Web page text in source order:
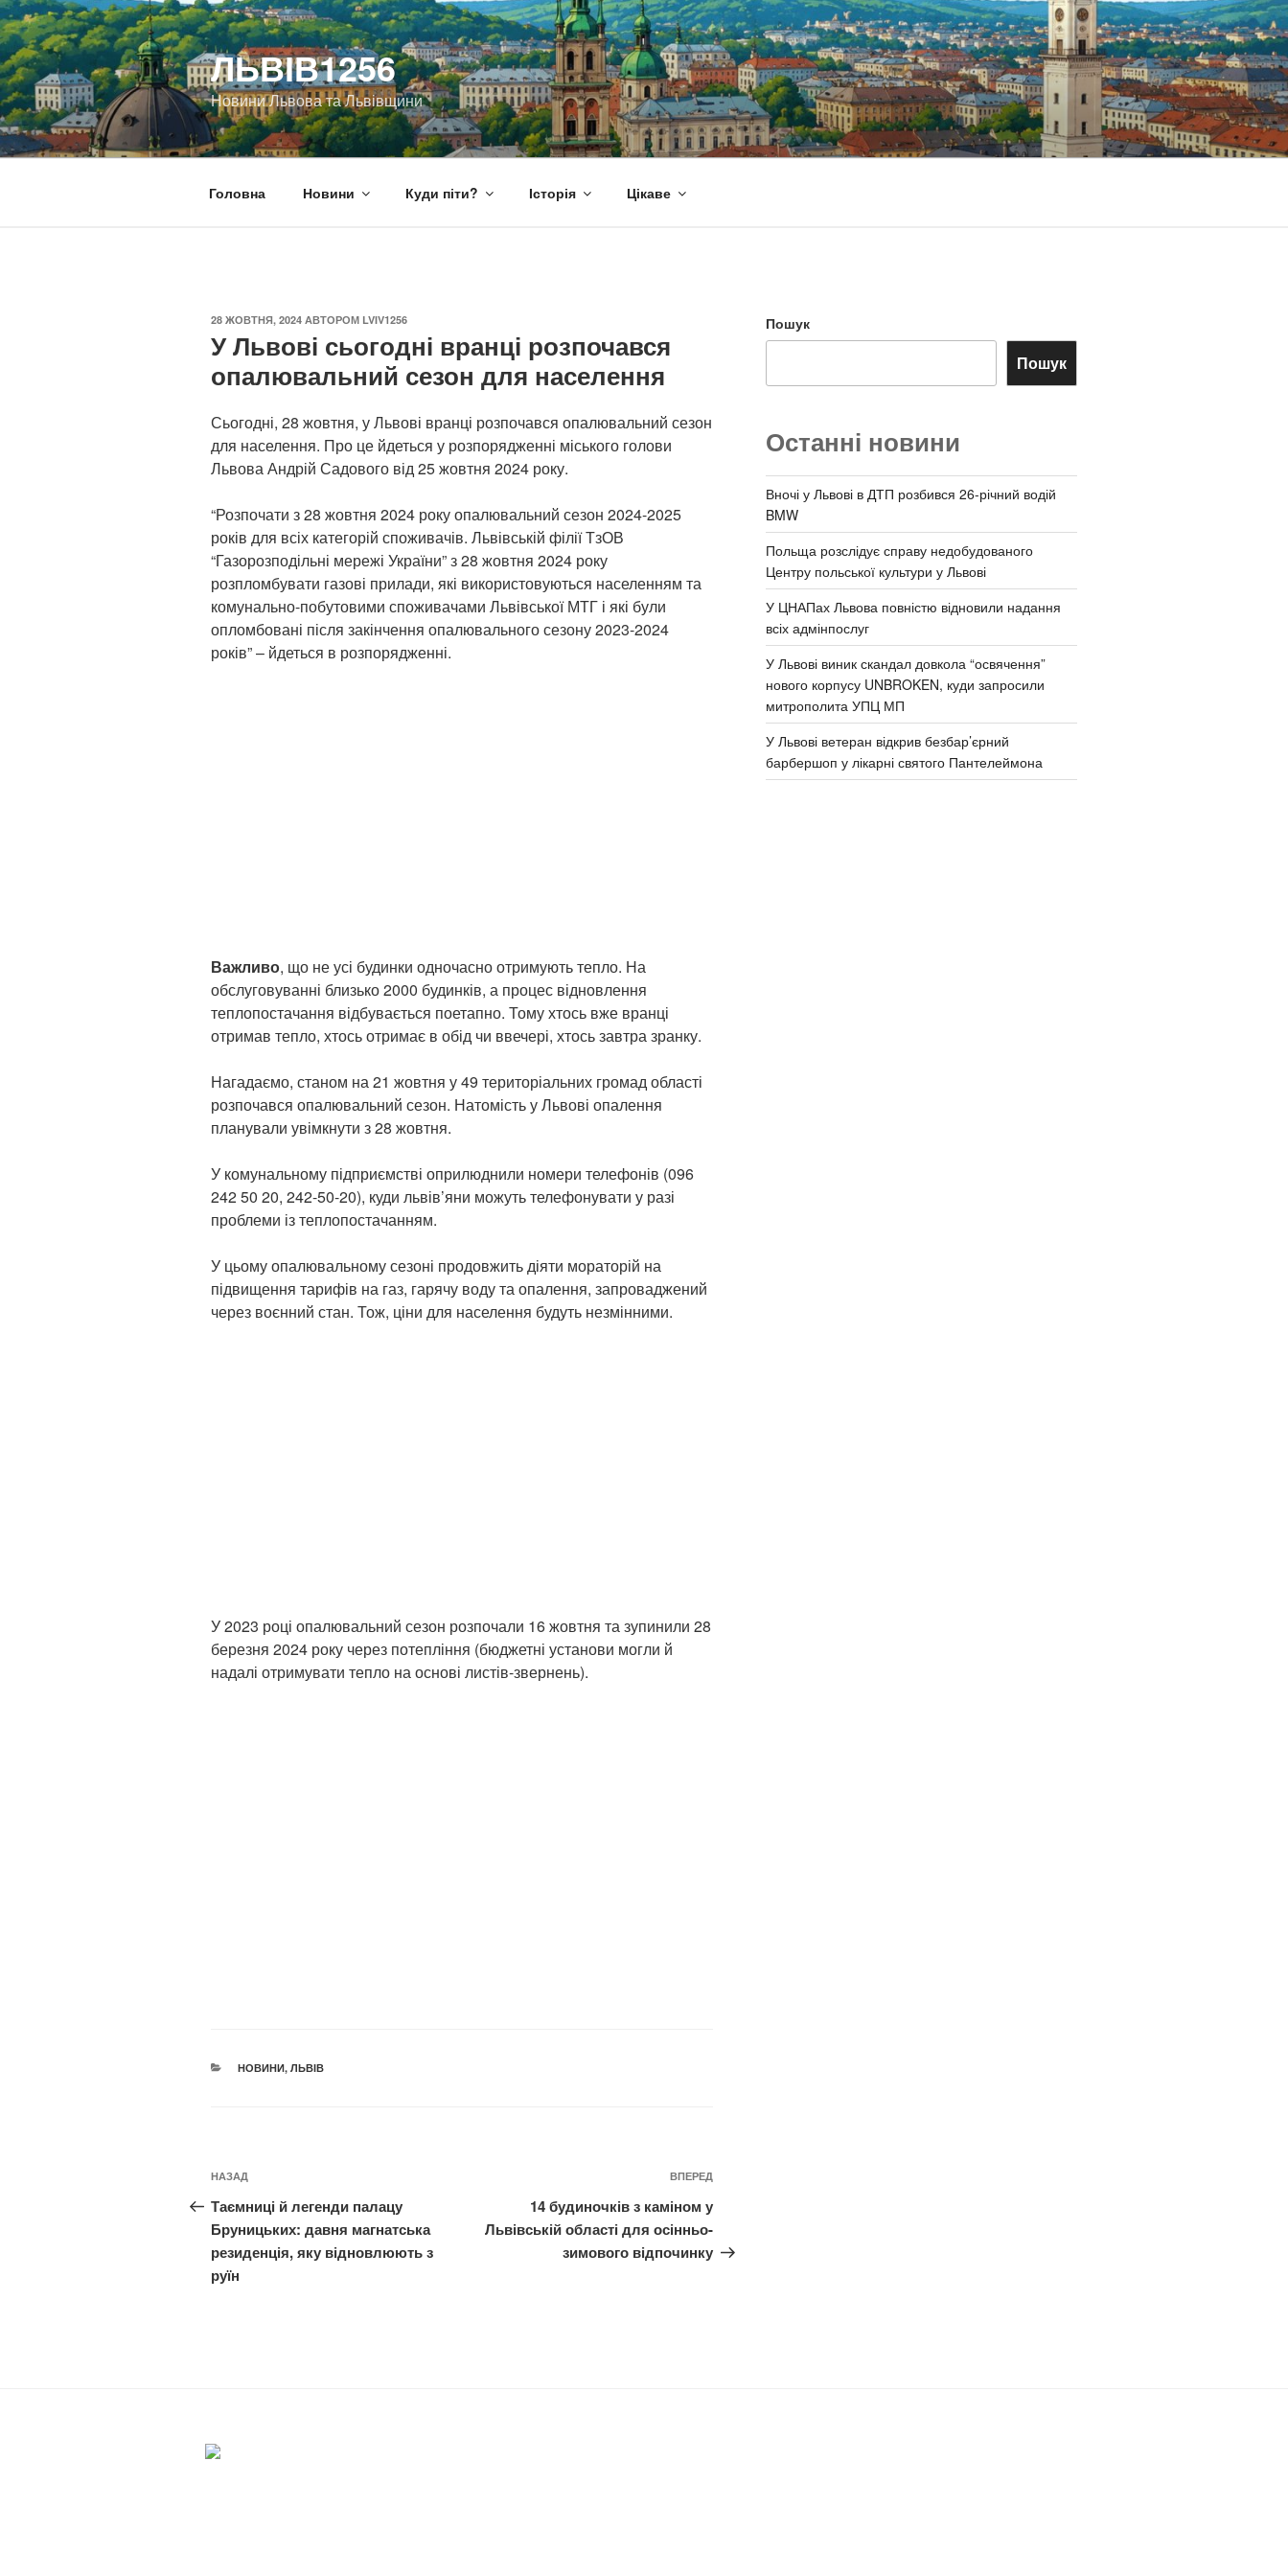
Перейти
до
вмісту
ЛЬВІВ1256
Новини Львова та Львівщини
Головна Новини Куди піти? Історія Цікаве
ОПУБЛІКОВАНО
28 ЖОВТНЯ, 2024 АВТОРОМ LVIV1256
У Львові сьогодні вранці розпочався
опалювальний сезон для населення
Сьогодні, 28 жовтня, у Львові вранці розпочався опалювальний сезон
для населення. Про це йдеться у розпорядженні міського голови
Львова Андрій Садового від 25 жовтня 2024 року.
“Розпочати з 28 жовтня 2024 року опалювальний сезон 2024-2025
років для всіх категорій споживачів. Львівській філії ТзОВ
“Газорозподільні мережі України” з 28 жовтня 2024 року
розпломбувати газові прилади, які використовуються населенням та
комунально-побутовими споживачами Львівської МТГ і які були
опломбовані після закінчення опалювального сезону 2023-2024
років” – йдеться в розпорядженні.
Важливо, що не усі будинки одночасно отримують тепло. На
обслуговуванні близько 2000 будинків, а процес відновлення
теплопостачання відбувається поетапно. Тому хтось вже вранці
отримав тепло, хтось отримає в обід чи ввечері, хтось завтра зранку.
Нагадаємо, станом на 21 жовтня у 49 територіальних громад області
розпочався опалювальний сезон. Натомість у Львові опалення
планували увімкнути з 28 жовтня.
У комунальному підприємстві оприлюднили номери телефонів (096
242 50 20, 242-50-20), куди львів’яни можуть телефонувати у разі
проблеми із теплопостачанням.
У цьому опалювальному сезоні продовжить діяти мораторій на
підвищення тарифів на газ, гарячу воду та опалення, запроваджений
через воєнний стан. Тож, ціни для населення будуть незмінними.
У 2023 році опалювальний сезон розпочали 16 жовтня та зупинили 28
березня 2024 року через потепління (бюджетні установи могли й
надалі отримувати тепло на основі листів-звернень).
КАТЕГОРІЇ
НОВИНИ, ЛЬВІВ
Навігація
записів
Попередній
запис:
НАЗАД
Таємниці й легенди палацу
Бруницьких: давня магнатська
резиденція, яку відновлюють з
руїн
Наступний
запис
ВПЕРЕД
14 будиночків з каміном у
Львівській області для осінньо-
зимового відпочинку
Пошук
Пошук
Останні новини
Вночі у Львові в ДТП розбився 26-річний водій
BMW
Польща розслідує справу недобудованого
Центру польської культури у Львові
У ЦНАПах Львова повністю відновили надання
всіх адмінпослуг
У Львові виник скандал довкола “освячення”
нового корпусу UNBROKEN, куди запросили
митрополита УПЦ МП
У Львові ветеран відкрив безбар’єрний
барбершоп у лікарні святого Пантелеймона